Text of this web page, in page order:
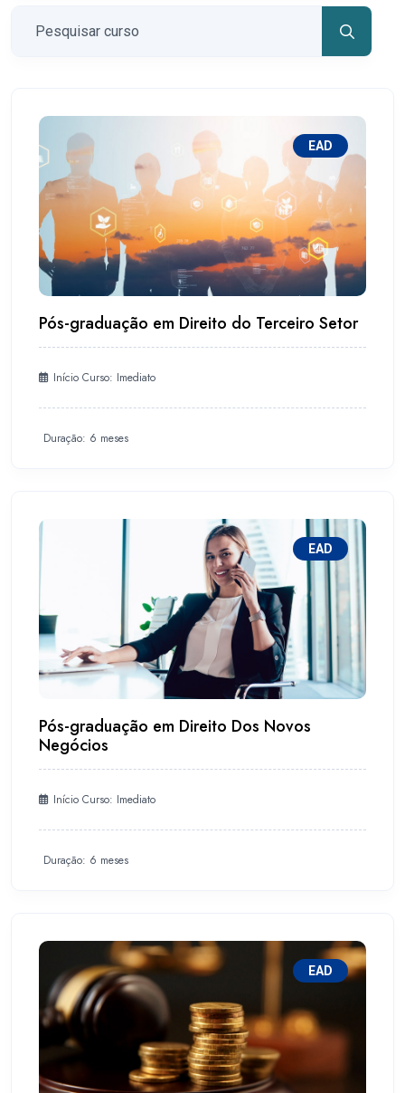
EAD
Pós-graduação em Direito do Terceiro Setor
Início Curso: Imediato
Duração: 6 meses
EAD
Pós-graduação em Direito Dos Novos
Negócios
Início Curso: Imediato
Duração: 6 meses
EAD